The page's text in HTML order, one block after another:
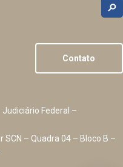
Contato
Federal –
SCN – Quadra 04 – Bloco B –